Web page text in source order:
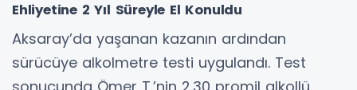
Ehliyetine 2 Yıl Süreyle El Konuldu
Aksaray’da yaşanan kazanın ardından
sürücüye alkolmetre testi uygulandı. Test